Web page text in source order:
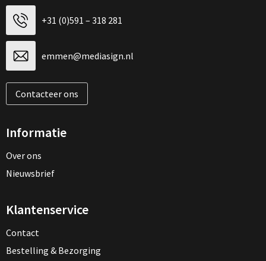
+31 (0)591 – 318 281
emmen@mediasign.nl
Contacteer ons
Informatie
Over ons
Nieuwsbrief
Klantenservice
Contact
Bestelling & Bezorging